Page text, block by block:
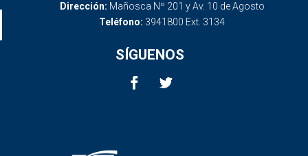
Dirección: Mañosca Nº 201 y Av. 10 de Agosto
Teléfono: 3941800 Ext. 3134
SÍGUENOS